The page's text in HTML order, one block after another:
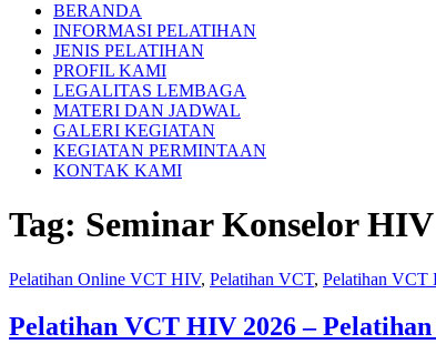
BERANDA
INFORMASI PELATIHAN
JENIS PELATIHAN
PROFIL KAMI
LEGALITAS LEMBAGA
MATERI DAN JADWAL
GALERI KEGIATAN
KEGIATAN PERMINTAAN
KONTAK KAMI
Tag: Seminar Konselor HIV
Pelatihan Online VCT HIV, Pelatihan VCT, Pelatihan VCT
Pelatihan VCT HIV 2026 –